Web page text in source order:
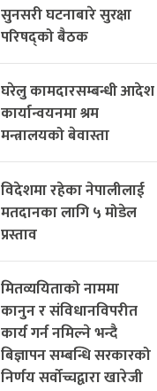
सुनसरी घटनाबारे सुरक्षा
परिषद्को बैठक
घरेलु कामदारसम्बन्धी आदेश
कार्यान्वयनमा श्रम
मन्त्रालयको बेवास्ता
विदेशमा रहेका नेपालीलाई
मतदानका लागि ५ मोडेल
प्रस्ताव
मितव्ययिताको नाममा
कानुन र संविधानविपरीत
कार्य गर्न नमिल्ने भन्दै
बिज्ञापन सम्बन्धि सरकारको
निर्णय सर्वोच्चद्वारा खारेजी